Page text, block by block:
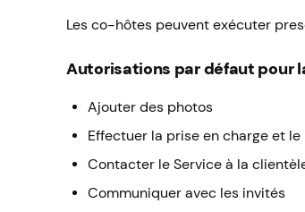
Les co-hôtes peuvent exécuter
Autorisations par défaut pour
Ajouter des photos
Effectuer la prise en charge et
Contacter le Service à la
Communiquer avec les invités